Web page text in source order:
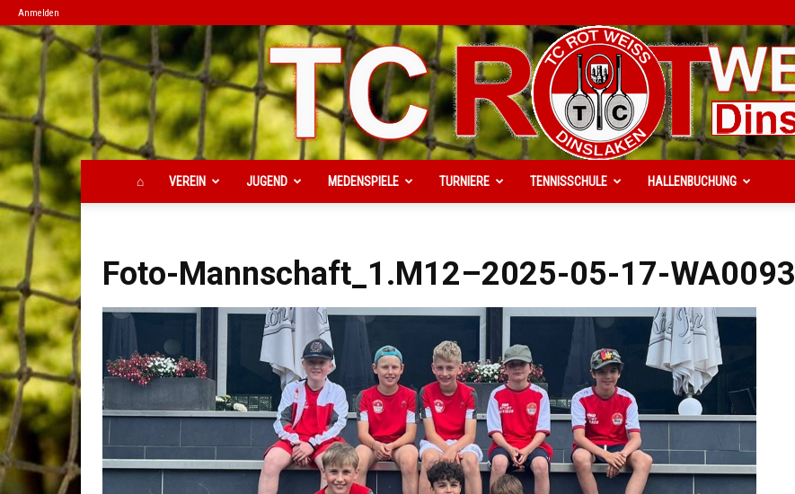
Anmelden
Weiss
⌂ VEREIN JUGEND MEDENSPIELE TURNIERE TENNISSCHULE HALLENBUCHUNG
Foto-Mannschaft_1.M12–2025-05-17-WA0093